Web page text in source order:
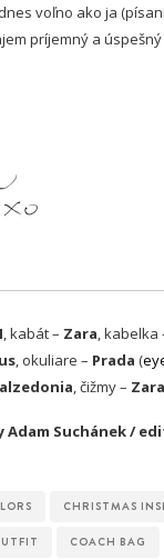
voľno ako ja
príjemný a
, kabát – Zara, kabelka
, okuliare – Prada (
, čižmy – Zara
Adam Suchánek /
CHRISTMAS
COACH BAG